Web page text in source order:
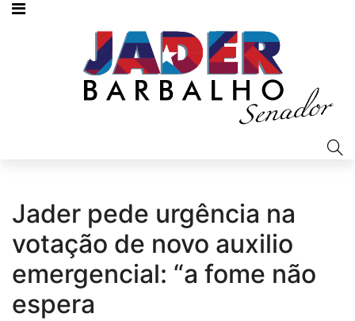
Jader pede urgência na
votação de novo auxilio
emergencial: “a fome não
espera